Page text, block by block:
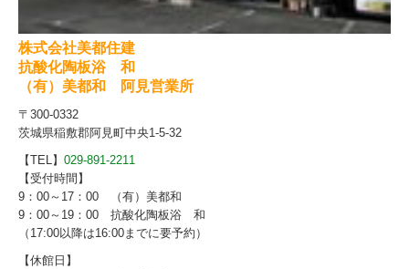
株式会社美都住建
抗酸化陶板浴 和
（有）美都和 阿見営業所
〒300-0332
茨城県稲敷郡阿見町中央1-5-32
【TEL】 029-891-2211
【受付時間】
9：00～17：00 （有）美都和
9：00～19：00 抗酸化陶板浴 和
（17:00以降は16:00までに要予約）
【休館日】